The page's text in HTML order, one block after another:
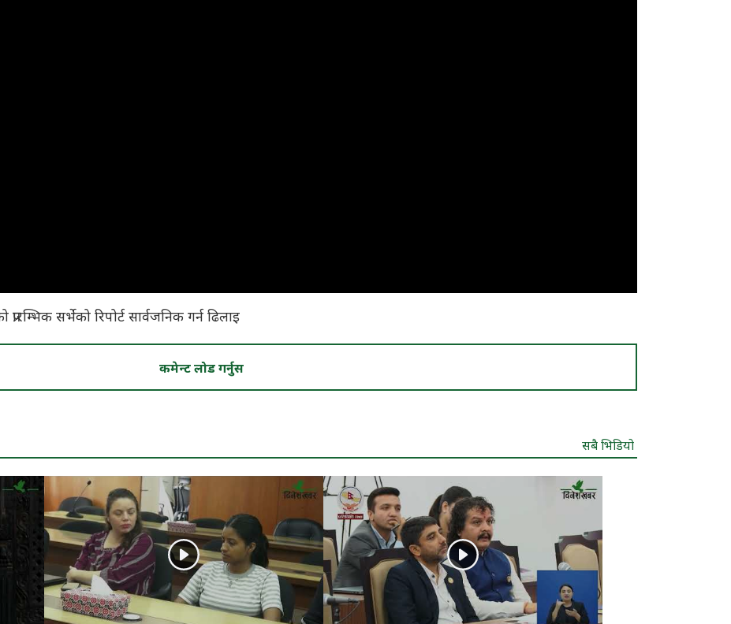
सर्भेको रिपोर्ट सार्वजनिक गर्न ढिलाइ
कमेन्ट लोड गर्नुस
सबै भिडियो